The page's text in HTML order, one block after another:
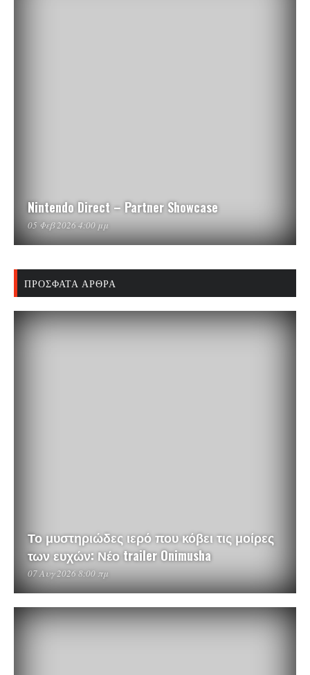
Nintendo Direct – Partner Showcase
05 Φεβ 2026 4:00 μμ
ΠΡΌΣΦΑΤΑ ΆΡΘΡΑ
Το μυστηριώδες ιερό που κόβει τις μοίρες
των ευχών: Νέο trailer Onimusha
07 Αυγ 2026 8:00 πμ